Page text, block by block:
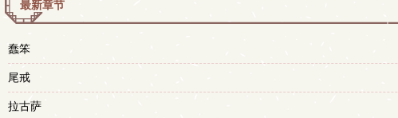
最新章节
蠢笨
尾戒
拉古萨